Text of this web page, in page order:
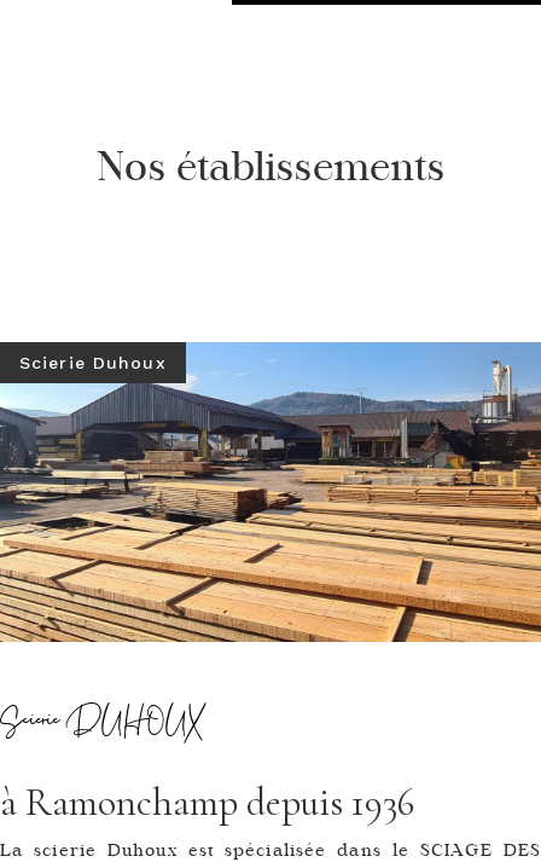
Nos établissements
Scierie Duhoux
Scierie DUHOUX
à Ramonchamp depuis 1936
La scierie Duhoux est spécialisée dans le SCIAGE DES